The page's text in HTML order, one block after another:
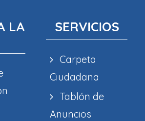
LA
SERVICIOS
Carpeta
Ciudadana
Tablón de
Anuncios